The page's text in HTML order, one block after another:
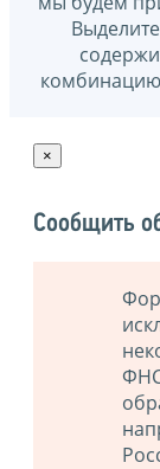
×
Сообщить